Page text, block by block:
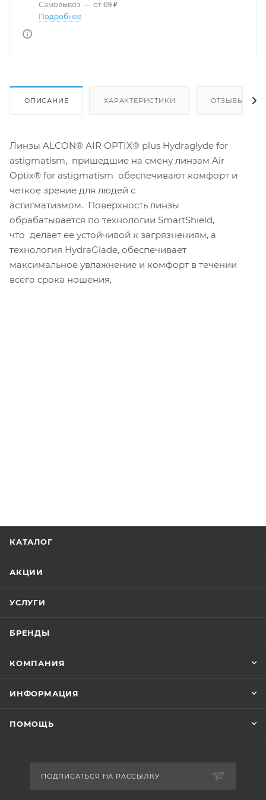
Самовывоз — от 69 ₽
Подробнее
ОПИСАНИЕ ХАРАКТЕРИСТИКИ ОТЗЫВЫ
Линзы ALCON® AIR OPTIX® plus Hydraglyde for
astigmatism, пришедшие на смену линзам Air
Optix® for astigmatism обеспечивают комфорт и
четкое зрение для людей с
астигматизмом. Поверхность линзы
обрабатывается по технологии SmartShield,
что делает ее устойчивой к загрязнениям, а
технология HydraGlade, обеспечивает
максимальное увлажнение и комфорт в течении
всего срока ношения,
КАТАЛОГ
АКЦИИ
УСЛУГИ
БРЕНДЫ
КОМПАНИЯ
ИНФОРМАЦИЯ
ПОМОЩЬ
ПОДПИСАТЬСЯ НА РАССЫЛКУ